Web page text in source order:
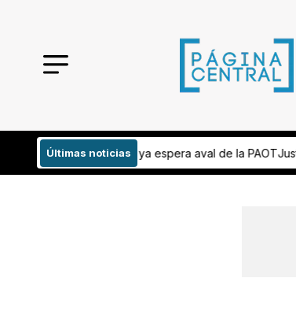
Últimas noticias
aval de la PAOTJustifican omisión de